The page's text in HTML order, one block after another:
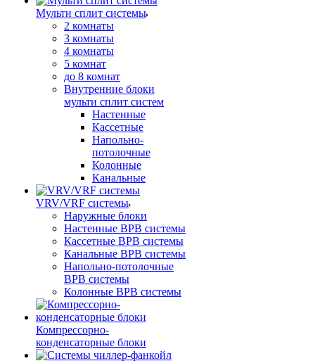
Мульти сплит системы
2 комнаты
3 комнаты
4 комнаты
5 комнат
до 8 комнат
Внутренние блоки
мульти сплит систем
Настенные
Кассетные
Напольно-
потолочные
Колонные
Канальные
VRV/VRF системы
Наружные блоки
Настенные ВРВ системы
Кассетные ВРВ системы
Канальные ВРВ системы
Напольно-потолочные
ВРВ системы
Колонные ВРВ системы
Компрессорно-
конденсаторные блоки